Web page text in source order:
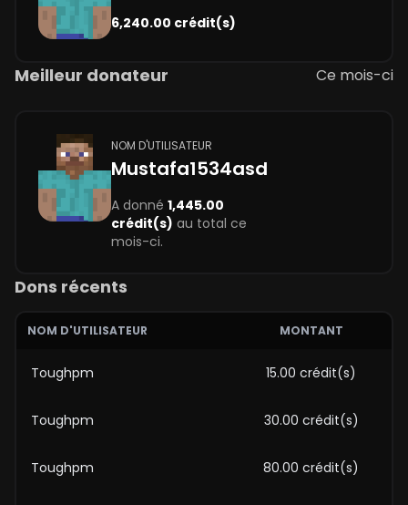
6,240.00 crédit(s)
Meilleur donateur Ce mois-ci
NOM D'UTILISATEUR
Mustafa1534asd
A donné 1,445.00
crédit(s) au total ce
mois-ci.
Dons récents
NOM D'UTILISATEUR MONTANT
Toughpm 15.00 crédit(s)
Toughpm 30.00 crédit(s)
Toughpm 80.00 crédit(s)